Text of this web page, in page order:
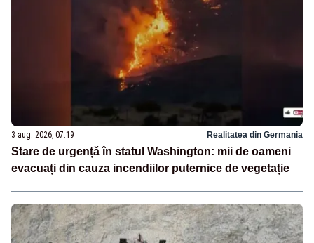
3 aug. 2026, 07:19 Realitatea din Germania
Stare de urgență în statul Washington: mii de oameni
evacuați din cauza incendiilor puternice de vegetație